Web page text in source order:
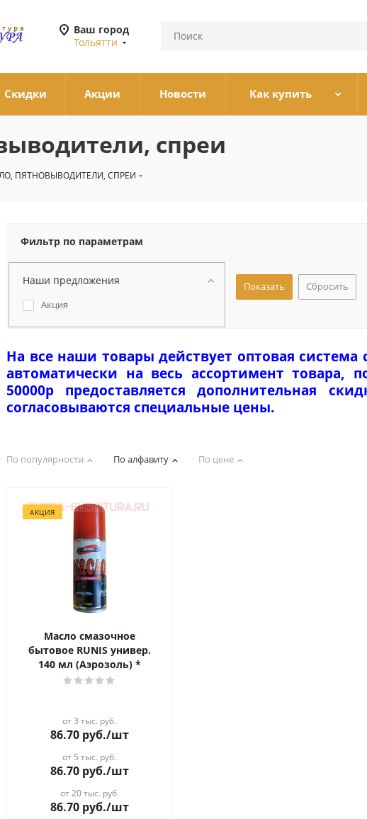
Ваш город
Тольятти
Скидки Акции Новости Как купить
спреи
ПЯТНОВЫВОДИТЕЛИ, СПРЕИ
Фильтр по параметрам
Наши предложения
Акция
Сбросить
На все наши товары действует оптовая
автоматически на весь ассортимент товара,
50000р предоставляется дополнительная
согласовываются специальные цены.
По популярности По алфавиту По цене
АКЦИЯ
Масло смазочное
бытовое RUNIS универ.
140 мл (Аэрозоль) *
от 3 тыс. руб.
86.70руб./шт
от 5 тыс. руб.
86.70руб./шт
от 20 тыс. руб.
86.70руб./шт